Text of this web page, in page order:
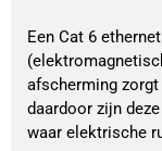
Een Cat 6
afscherming
daardoor zijn
waar elektrische